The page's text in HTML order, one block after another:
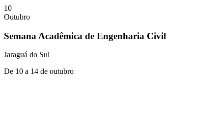
10
Outubro
Semana Acadêmica de Engenharia Civil
Jaraguá do Sul
De 10 a 14 de outubro